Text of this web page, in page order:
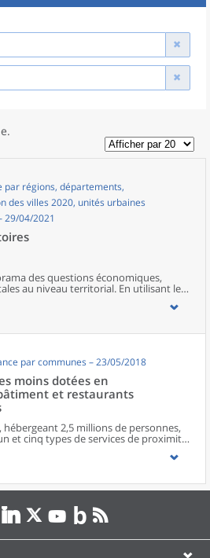
.
par régions, départements,
des villes 2020, unités urbaines
29/04/2021
des questions économiques,
au niveau territorial. En utilisant les
France, sur les forces et faiblesses des
par communes – 23/05/2018
moins dotées en
et restaurants
hébergeant 2,5 millions de personnes,
et cinq types de services de proximité.
et les restaurants sont les plus
n’apparaissent de façon
offrant au moins dix types de
aux services médicaux, ils sont situés
d’un nombre d’équipements
qui possèdent au moins un
1 888 communes qui n’en